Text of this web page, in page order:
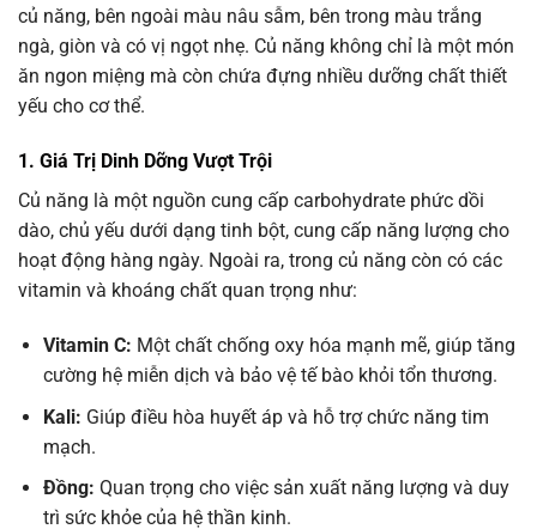
củ năng, bên ngoài màu nâu sẫm, bên trong màu trắng
ngà, giòn và có vị ngọt nhẹ. Củ năng không chỉ là một món
ăn ngon miệng mà còn chứa đựng nhiều dưỡng chất thiết
yếu cho cơ thể.
1. Giá Trị Dinh Dỡng Vượt Trội
Củ năng là một nguồn cung cấp carbohydrate phức dồi
dào, chủ yếu dưới dạng tinh bột, cung cấp năng lượng cho
hoạt động hàng ngày. Ngoài ra, trong củ năng còn có các
vitamin và khoáng chất quan trọng như:
Vitamin C: Một chất chống oxy hóa mạnh mẽ, giúp tăng
cường hệ miễn dịch và bảo vệ tế bào khỏi tổn thương.
Kali: Giúp điều hòa huyết áp và hỗ trợ chức năng tim
mạch.
Đồng: Quan trọng cho việc sản xuất năng lượng và duy
trì sức khỏe của hệ thần kinh.